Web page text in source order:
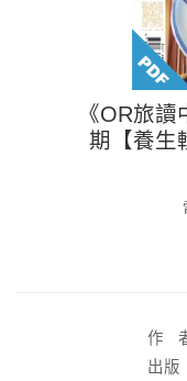
《OR旅
期【養生
作
出版